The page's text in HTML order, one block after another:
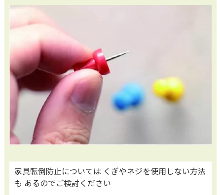
家具転倒防止については くぎやネジを使用しない方法
も あるのでご検討ください